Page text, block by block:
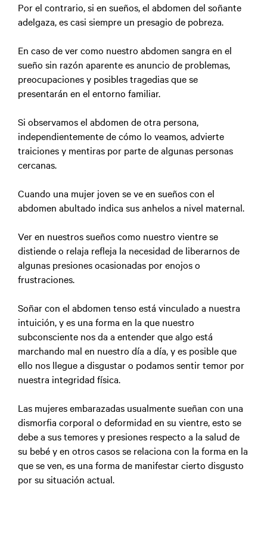
Por el contrario, si en sueños, el abdomen del soñante
adelgaza, es casi siempre un presagio de pobreza.
En caso de ver como nuestro abdomen sangra en el
sueño sin razón aparente es anuncio de problemas,
preocupaciones y posibles tragedias que se
presentarán en el entorno familiar.
Si observamos el abdomen de otra persona,
independientemente de cómo lo veamos, advierte
traiciones y mentiras por parte de algunas personas
cercanas.
Cuando una mujer joven se ve en sueños con el
abdomen abultado indica sus anhelos a nivel maternal.
Ver en nuestros sueños como nuestro vientre se
distiende o relaja refleja la necesidad de liberarnos de
algunas presiones ocasionadas por enojos o
frustraciones.
Soñar con el abdomen tenso está vinculado a nuestra
intuición, y es una forma en la que nuestro
subconsciente nos da a entender que algo está
marchando mal en nuestro día a día, y es posible que
ello nos llegue a disgustar o podamos sentir temor por
nuestra integridad física.
Las mujeres embarazadas usualmente sueñan con una
dismorfia corporal o deformidad en su vientre, esto se
debe a sus temores y presiones respecto a la salud de
su bebé y en otros casos se relaciona con la forma en la
que se ven, es una forma de manifestar cierto disgusto
por su situación actual.